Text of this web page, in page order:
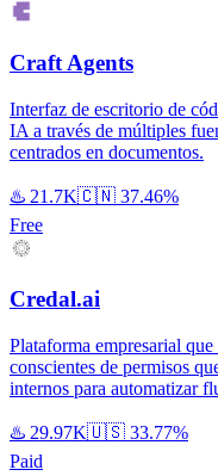
Craft Agents
Interfaz de escritorio de
IA a través de múltiples
centrados en documentos.
♨️ 21.7K🇨🇳 37.46%
Free
Credal.ai
Plataforma empresarial
conscientes de permisos
internos para automatizar
♨️ 29.97K🇺🇸 33.77%
Paid